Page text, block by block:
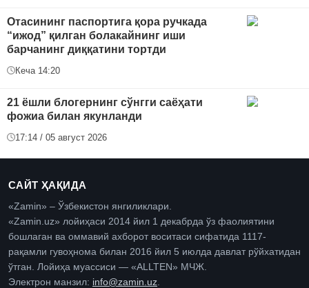
Отасининг паспортига қора ручкада
“ижод” қилган болакайнинг иши
барчанинг диққатини тортди
Кеча 14:20
21 ёшли блогернинг сўнгги саёҳати
фожиа билан якунланди
17:14 / 05 август 2026
САЙТ ҲАҚИДА
«Zamin» – Ўзбекистон янгиликлари.
«Zamin.uz» лойиҳаси 2014 йил 1 декабрда ўз фаолиятини
бошлаган ва оммавий ахборот воситаси сифатида 1117-
рақамли гувоҳнома билан 2016 йил 5 июлда давлат рўйхатидан
ўтган. Лойиҳа муассиси — «ALLTEN» МЧЖ.
Электрон манзил: info@zamin.uz